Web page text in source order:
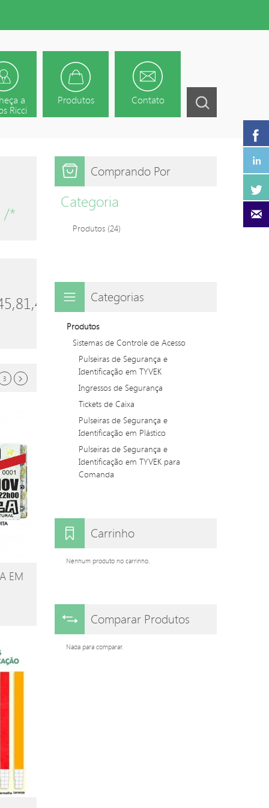
a
Ricci
Produtos Contato
/*
3
EM
Comprando Por
Categoria
Produtos (24)
Categorias
Produtos
Sistemas de Controle de Acesso
Pulseiras de Segurança e
Identificação em TYVEK
Ingressos de Segurança
Tickets de Caixa
Pulseiras de Segurança e
Identificação em Plástico
Pulseiras de Segurança e
Identificação em TYVEK para
Comanda
Carrinho
Nenhum produto no carrinho.
Comparar Produtos
Nada para comparar.